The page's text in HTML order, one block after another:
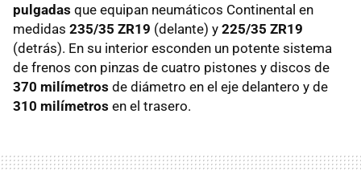
pulgadas que equipan neumáticos Continental en
medidas 235/35 ZR19 (delante) y 225/35 ZR19
(detrás). En su interior esconden un potente sistema
de frenos con pinzas de cuatro pistones y discos de
370 milímetros de diámetro en el eje delantero y de
310 milímetros en el trasero.